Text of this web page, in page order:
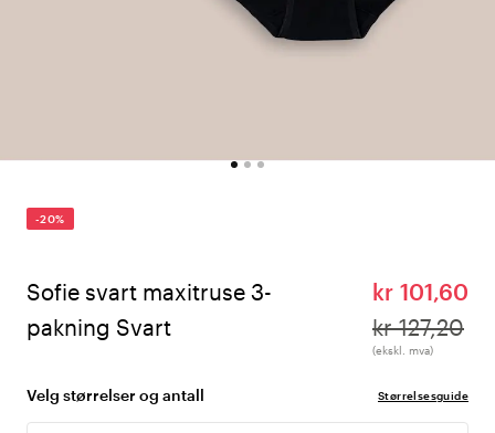
-20%
Sofie svart maxitruse 3-
pakning Svart
kr 101,60
kr 127,20
(ekskl. mva)
Velg størrelser og antall Størrelsesguide